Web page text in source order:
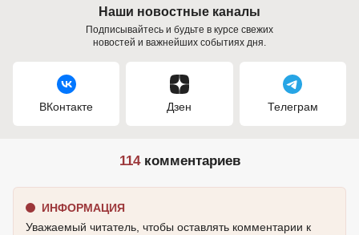
Наши новостные каналы
Подписывайтесь и будьте в курсе свежих
новостей и важнейших событиях дня.
ВКонтакте Дзен Телеграм
114комментариев
ИНФОРМАЦИЯ
Уважаемый читатель, чтобы оставлять комментарии к